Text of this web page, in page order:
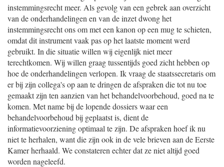
instemmingsrecht meer. Als gevolg van een gebrek aan overzicht
van de onderhandelingen en van de inzet dwong het
instemmingsrecht ons om met een kanon op een mug te schieten,
omdat dit instrument vaak pas op het laatste moment werd
gebruikt. In die situatie willen wij eigenlijk niet meer
terechtkomen. Wij willen graag tussentijds goed zicht hebben op
hoe de onderhandelingen verlopen. Ik vraag de staatssecretaris om
er bij zijn collega's op aan te dringen de afspraken die tot nu toe
gemaakt zijn ten aanzien van het behandelvoorbehoud, goed na te
komen. Met name bij de lopende dossiers waar een
behandelvoorbehoud bij geplaatst is, dient de
informatievoorziening optimaal te zijn. De afspraken hoef ik nu
niet te herhalen, want die zijn ook in de vele brieven aan de Eerste
Kamer herhaald. We constateren echter dat ze niet altijd goed
worden nageleefd.